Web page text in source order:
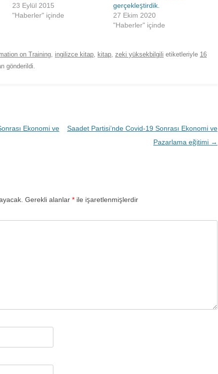
23 Eylül 2015
"Haberler" içinde
gerçekleştirdik.
27 Ekim 2020
"Haberler" içinde
on Training ingilizce kitap kitap zeki yüksekbilgili etiketleriyle 16
gönderildi.
Ekonomi ve
Saadet Partisi’nde Covid-19 Sonrası Ekonomi ve
Pazarlama eğitimi →
Gerekli alanlar * ile işaretlenmişlerdir